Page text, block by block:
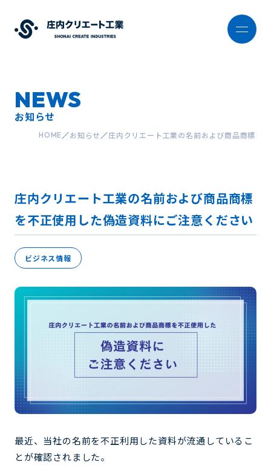
NEWS
お知らせ
HOME お知らせ 庄内クリエート工業の名前および商品商標を
庄内クリエート工業の名前および商品商標
を不正使用した偽造資料にご注意ください
ビジネス情報
最近、当社の名前を不正利用した資料が流通しているこ
とが確認されました。